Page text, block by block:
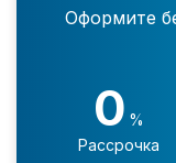
Оформите
0 %
Рассрочка